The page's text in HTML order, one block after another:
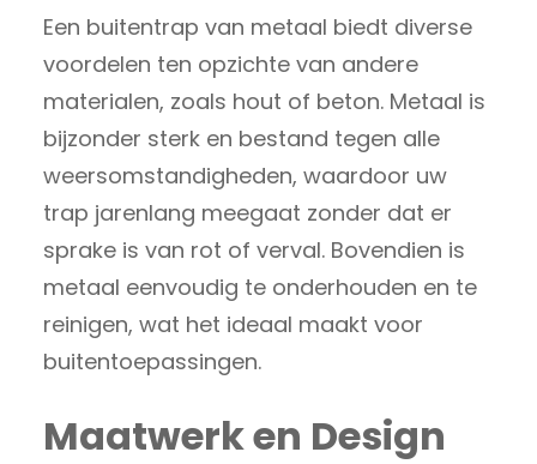
Een buitentrap van metaal biedt diverse
voordelen ten opzichte van andere
materialen, zoals hout of beton. Metaal is
bijzonder sterk en bestand tegen alle
weersomstandigheden, waardoor uw
trap jarenlang meegaat zonder dat er
sprake is van rot of verval. Bovendien is
metaal eenvoudig te onderhouden en te
reinigen, wat het ideaal maakt voor
buitentoepassingen.
Maatwerk en Design